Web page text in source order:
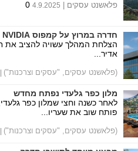
פלאשנט עסקים | 4.9.2025
חדרה במרוץ על קמפוס NVIDIA
הצלחת המהלך עשויה להציב את
אדיר...
(פלאשנט עסקים, "עסקים וצרכנות")
מלון כפר גלעדי נפתח מחדש
לאחר כשנה וחצי שמלון כפר
פותח שוב את שעריו...
(פלאשנט עסקים, "עסקים וצרכנות")